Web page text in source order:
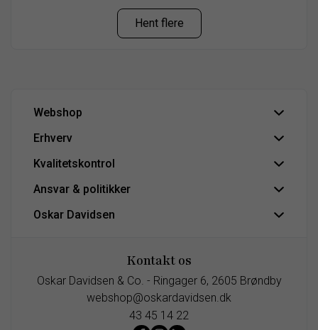
Hent flere
Webshop
Om Oskar Davidsen
Handelsbetingelser
Fortryd aftale
Erhverv
HoReCa | B2B
Erhvervssalg
Kvalitetskontrol
IFS Food-certificering
Se Fødevarestyrelsens smiley-rapporter
Ansvar & politikker
Persondatapolitik
Tilgængelighedserklæring
Oskar Davidsen
Job & karriere
Kontakt os
Oskar Davidsen & Co. - Ringager 6, 2605 Brøndby
webshop@oskardavidsen.dk
43 45 14 22